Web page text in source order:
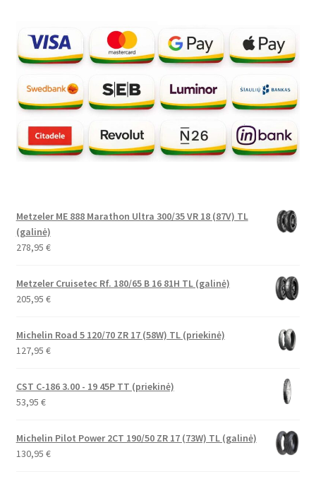
Metzeler ME 888 Marathon Ultra 300/35 VR 18 (87V) TL
(galinė)
278,95 €
Metzeler Cruisetec Rf. 180/65 B 16 81H TL (galinė)
205,95 €
Michelin Road 5 120/70 ZR 17 (58W) TL (priekinė)
127,95 €
CST C-186 3.00 - 19 45P TT (priekinė)
53,95 €
Michelin Pilot Power 2CT 190/50 ZR 17 (73W) TL (galinė)
130,95 €